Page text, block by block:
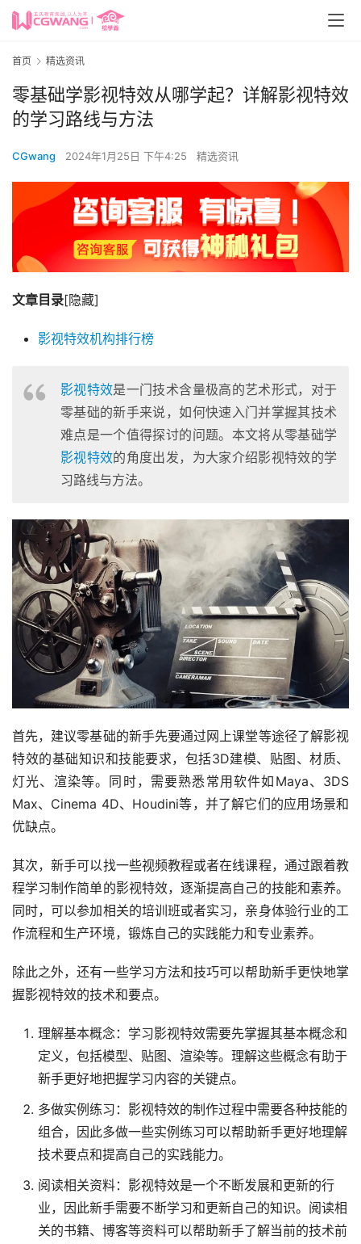
首页 精选资讯
零基础学影视特效从哪学起？详解影视特效
的学习路线与方法
CGwang 2024年1月25日 下午4:25 精选资讯
文章目录[隐藏]
影视特效机构排行榜
影视特效是一门技术含量极高的艺术形式，对于
零基础的新手来说，如何快速入门并掌握其技术
难点是一个值得探讨的问题。本文将从零基础学
影视特效的角度出发，为大家介绍影视特效的学
习路线与方法。
首先，建议零基础的新手先要通过网上课堂等途径了解影视
特效的基础知识和技能要求，包括3D建模、贴图、材质、
灯光、渲染等。同时，需要熟悉常用软件如Maya、3DS
Max、Cinema 4D、Houdini等，并了解它们的应用场景和
优缺点。
其次，新手可以找一些视频教程或者在线课程，通过跟着教
程学习制作简单的影视特效，逐渐提高自己的技能和素养。
同时，可以参加相关的培训班或者实习，亲身体验行业的工
作流程和生产环境，锻炼自己的实践能力和专业素养。
除此之外，还有一些学习方法和技巧可以帮助新手更快地掌
握影视特效的技术和要点。
理解基本概念：学习影视特效需要先掌握其基本概念和
定义，包括模型、贴图、渲染等。理解这些概念有助于
新手更好地把握学习内容的关键点。
多做实例练习：影视特效的制作过程中需要各种技能的
组合，因此多做一些实例练习可以帮助新手更好地理解
技术要点和提高自己的实践能力。
阅读相关资料：影视特效是一个不断发展和更新的行
业，因此新手需要不断学习和更新自己的知识。阅读相
关的书籍、博客等资料可以帮助新手了解当前的技术前